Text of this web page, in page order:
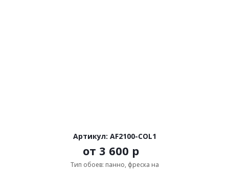
Артикул: AF2100-COL1
от 3 600 р
Тип обоев: панно, фреска на